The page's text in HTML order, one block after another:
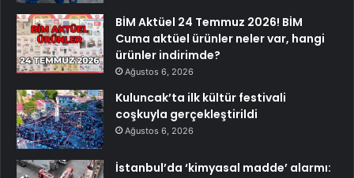
BİM Aktüel 24 Temmuz 2026! BİM
Cuma aktüel ürünler neler var, hangi
ürünler indirimde?
Ağustos 6, 2026
Kuluncak’ta ilk kültür festivali
coşkuyla gerçekleştirildi
Ağustos 6, 2026
İstanbul’da ‘kimyasal madde’ alarmı: